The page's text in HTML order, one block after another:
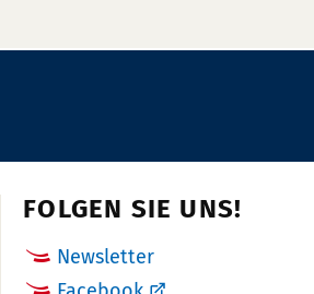
FOLGEN SIE UNS!
Newsletter